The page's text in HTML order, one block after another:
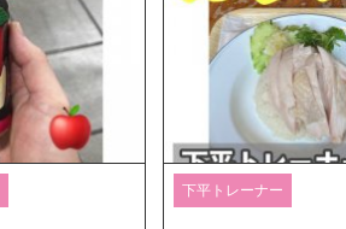
下平トレーナー